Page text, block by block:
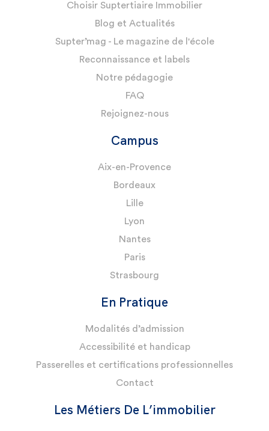
Choisir Suptertiaire Immobilier
Blog et Actualités
Supter’mag - Le magazine de l'école
Reconnaissance et labels
Notre pédagogie
FAQ
Rejoignez-nous
Campus
Aix-en-Provence
Bordeaux
Lille
Lyon
Nantes
Paris
Strasbourg
En Pratique
Modalités d’admission
Accessibilité et handicap
Passerelles et certifications professionnelles
Contact
Les Métiers De L’immobilier